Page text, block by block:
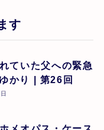
す
ていた父への緊急
かり | 第26回